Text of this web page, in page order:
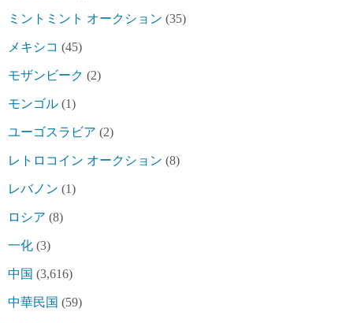
ミントミント オークション (35)
メキシコ (45)
モザンビーク (2)
モンゴル (1)
ユーゴスラビア (2)
レトロコイン オークション (8)
レバノン (1)
ロシア (8)
一化 (3)
中国 (3,616)
中華民国 (59)